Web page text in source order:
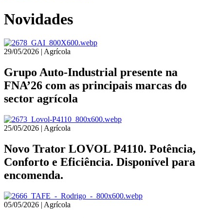
Novidades
29/05/2026 | Agrícola
Grupo Auto-Industrial presente na
FNA’26 com as principais marcas do
sector agrícola
25/05/2026 | Agrícola
Novo Trator LOVOL P4110. Potência,
Conforto e Eficiência. Disponível para
encomenda.
05/05/2026 | Agrícola